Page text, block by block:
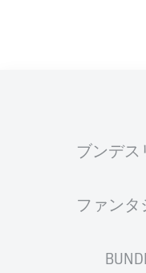
ブンデス
ファン
Mikkel Kirkeskov
2